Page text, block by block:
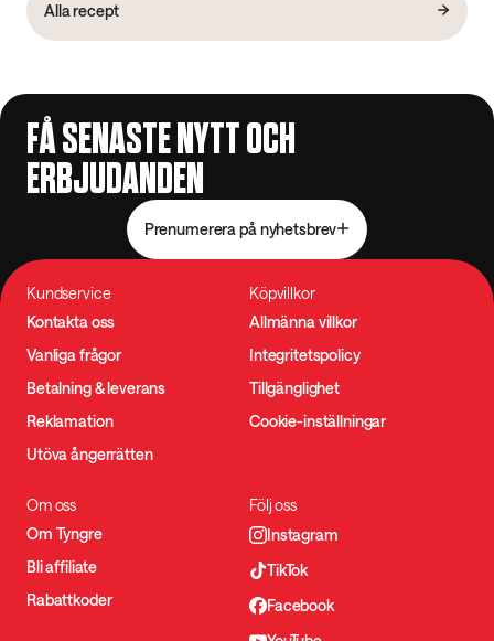
Alla recept
FÅ SENASTE NYTT OCH
ERBJUDANDEN
Prenumerera på nyhetsbrev
Kundservice
Kontakta oss
Vanliga frågor
Betalning & leverans
Reklamation
Utöva ångerrätten
Köpvillkor
Allmänna villkor
Integritetspolicy
Tillgänglighet
Cookie-inställningar
Om oss
Om Tyngre
Bli affiliate
Rabattkoder
Följ oss
Instagram
TikTok
Facebook